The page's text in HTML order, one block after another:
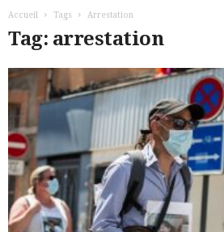
Accueil Tags Arrestation
Tag: arrestation